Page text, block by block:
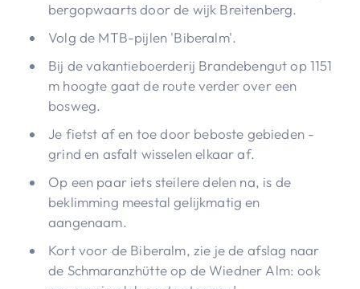
bergopwaarts door de wijk Breitenberg.
Volg de MTB-pijlen 'Biberalm'.
Bij de vakantieboerderij Brandebengut op 1151
m hoogte gaat de route verder over een
bosweg.
Je fietst af en toe door beboste gebieden -
grind en asfalt wisselen elkaar af.
Op een paar iets steilere delen na, is de
beklimming meestal gelijkmatig en
aangenaam.
Kort voor de Biberalm, zie je de afslag naar
de Schmaranzhütte op de Wiedner Alm: ook